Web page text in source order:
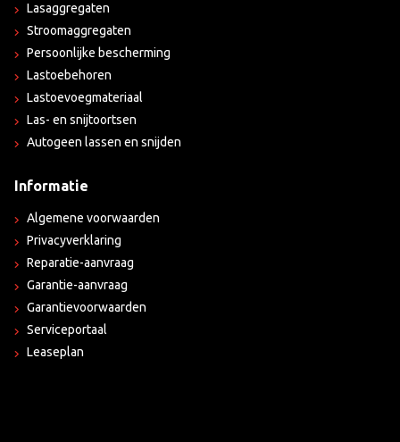
Lasaggregaten
Stroomaggregaten
Persoonlijke bescherming
Lastoebehoren
Lastoevoegmateriaal
Las- en snijtoortsen
Autogeen lassen en snijden
Informatie
Algemene voorwaarden
Privacyverklaring
Reparatie-aanvraag
Garantie-aanvraag
Garantievoorwaarden
Serviceportaal
Leaseplan